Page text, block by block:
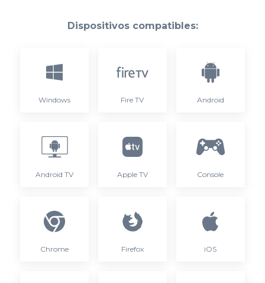
Dispositivos compatibles:
Windows Fire TV Android
Android TV Apple TV Console
Chrome Firefox iOS